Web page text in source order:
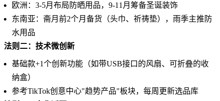
欧洲：3-5月布局防晒用品，9-11月筹备圣诞装饰
东南亚：斋月前2个月备货（头巾、祈祷垫），雨季主推防
水用品
法则二：技术微创新
基础款+1个创新功能（如带USB接口的风扇、可折叠的收
纳盒）
参考TikTok创意中心"趋势产品"板块，每周更新选品库